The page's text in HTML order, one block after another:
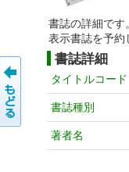
書誌の詳細です
表示書誌を予約
書誌詳細
タイトルコード
書誌種別
著者名